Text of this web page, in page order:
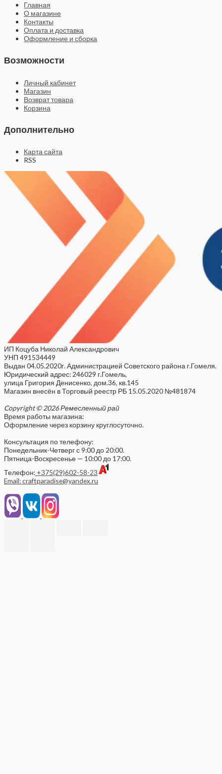
Главная
О магазине
Контакты
Оплата и доставка
Оформление и сборка
Возможности
Личный кабинет
Магазин
Возврат товара
Корзина
Дополнительно
Карта сайта
RSS
ИП Коцуба Николай Александрович
УНП 491534449
Выдан 04.05.2020г. Администрацией Советского района г.Гомеля.
Юридический адрес: 246029 г.Гомель,
улица Григория Денисенко, дом.36, кв.145
Магазин внесён в Торговый реестр РБ 15.05.2020 №481874
Copyright © 2026 Ремесленный рай
Время работы магазина:
Оформление через корзину круглосуточно.
Консультация по телефону:
Понедельник-Четверг с 9:00 до 20:00.
Пятница-Воскресенье — 10:00 до 17:00.
Телефон: +375(29)602-58-23
Email: craftparadise@yandex.ru